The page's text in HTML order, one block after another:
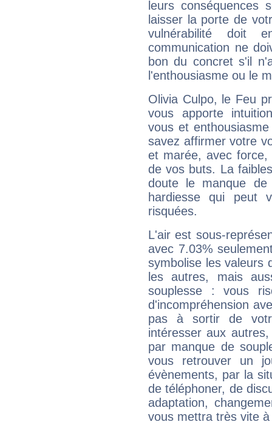
leurs conséquences
laisser la porte de
vulnérabilité doit
communication ne
bon du concret s'il
l'enthousiasme ou le
Olivia Culpo, le Feu
vous apporte
vous et
savez affirmer votre
et marée, avec
de vos buts. La
doute le manque
hardiesse qui peut
risquées.
L'air est sous-
avec 7.03%
symbolise les valeurs
les autres, mais
souplesse : vous
d'incompréhension
pas à sortir de
intéresser aux
par manque de
vous retrouver un
évènements, par la
de téléphoner, de
adaptation,
vous mettra très vite